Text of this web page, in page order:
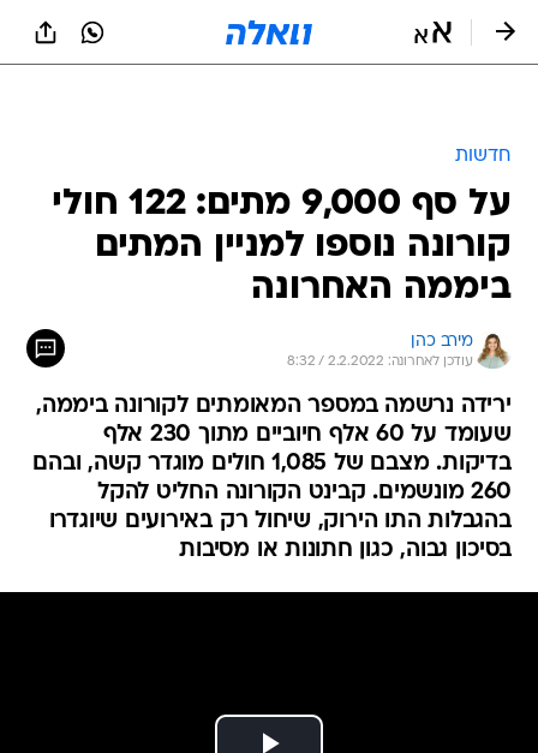
חדשות
על סף 9,000 מתים: 122 חולי
קורונה נוספו למניין המתים
ביממה האחרונה
מירב כהן
עודכן לאחרונה: 2.2.2022 / 8:32
ירידה נרשמה במספר המאומתים לקורונה ביממה,
שעומד על 60 אלף חיוביים מתוך 230 אלף
בדיקות. מצבם של 1,085 חולים מוגדר קשה, ובהם
260 מונשמים. קבינט הקורונה החליט להקל
בהגבלות התו הירוק, שיחול רק באירועים שיוגדרו
בסיכון גבוה, כגון חתונות או מסיבות